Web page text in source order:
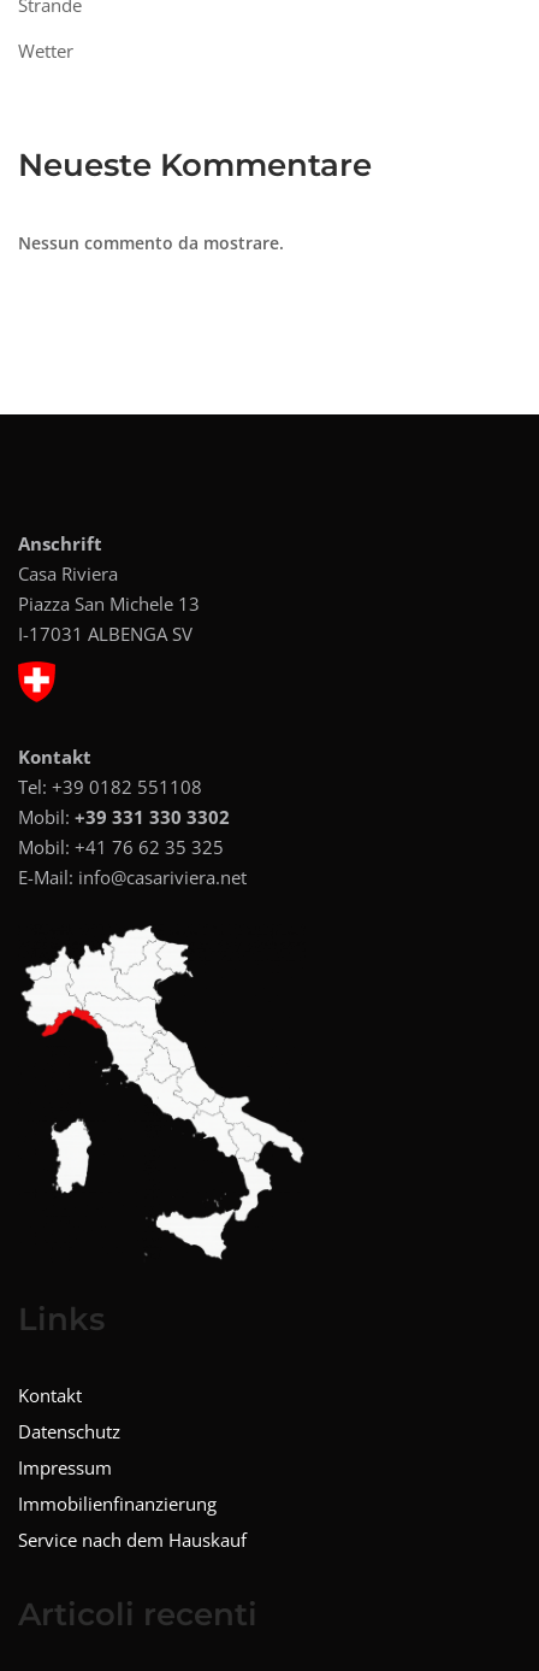
Strände
Wetter
Neueste Kommentare
Nessun commento da mostrare.
Anschrift
Casa Riviera
Piazza San Michele 13
I-17031 ALBENGA SV
Kontakt
Tel: +39 0182 551108
Mobil: +39 331 330 3302
Mobil: +41 76 62 35 325
E-Mail: info@casariviera.net
Links
Kontakt
Datenschutz
Impressum
Immobilienfinanzierung
Service nach dem Hauskauf
Articoli recenti